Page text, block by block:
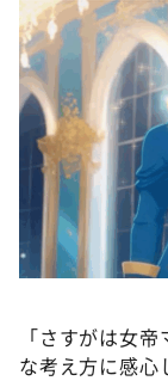
「さすがは女
な考え方に感心